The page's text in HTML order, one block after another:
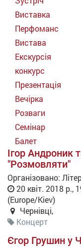
Виставка
Перфоманс
Вистава
Екскурсія
конкурс
Презентація
Вечірка
Розваги
Семінар
Балет
Ігор Андроник
"Розмовляти"
Організовано:
20 квіт. 2018 р.,
(Europe/Kiev)
Чернівці,
Концерт
Єгор Грушин у